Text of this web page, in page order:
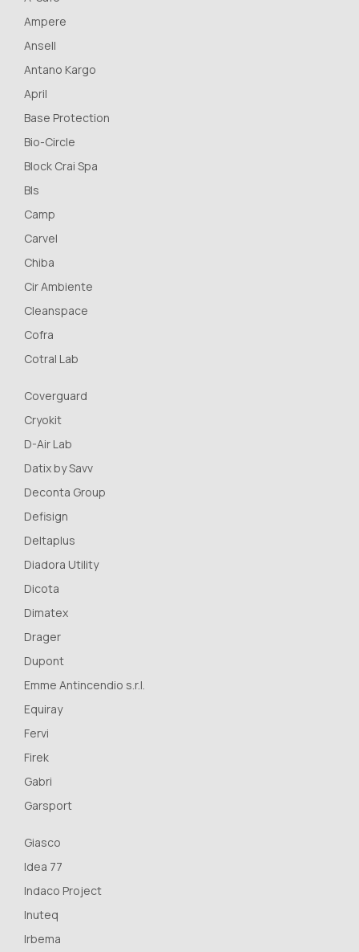
Ampere
Ansell
Antano Kargo
April
Base Protection
Bio-Circle
Block Crai Spa
Bls
Camp
Carvel
Chiba
Cir Ambiente
Cleanspace
Cofra
Cotral Lab
Coverguard
Cryokit
D-Air Lab
Datix by Savv
Deconta Group
Defisign
Deltaplus
Diadora Utility
Dicota
Dimatex
Drager
Dupont
Emme Antincendio s.r.l.
Equiray
Fervi
Firek
Gabri
Garsport
Giasco
Idea 77
Indaco Project
Inuteq
Irbema